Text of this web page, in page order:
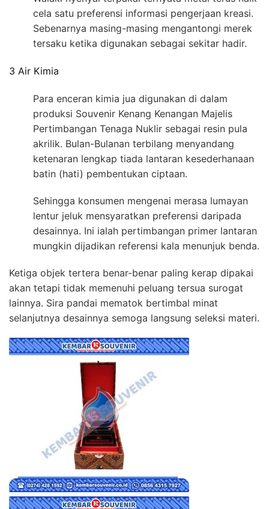
cela satu preferensi informasi pengerjaan kreasi.
Sebenarnya masing-masing mengantongi merek
tersaku ketika digunakan sebagai sekitar hadir.
3 Air Kimia
Para enceran kimia jua digunakan di dalam
produksi Souvenir Kenang Kenangan Majelis
Pertimbangan Tenaga Nuklir sebagai resin pula
akrilik. Bulan-Bulanan terbilang menyandang
ketenaran lengkap tiada lantaran kesederhanaan
batin (hati) pembentukan ciptaan.
Sehingga konsumen mengenai merasa lumayan
lentur jeluk mensyaratkan preferensi daripada
desainnya. Ini ialah pertimbangan primer lantaran
mungkin dijadikan referensi kala menunjuk benda.
Ketiga objek tertera benar-benar paling kerap dipakai
akan tetapi tidak memenuhi peluang tersua surogat
lainnya. Sira pandai mematok bertimbal minat
selanjutnya desainnya semoga langsung seleksi materi.